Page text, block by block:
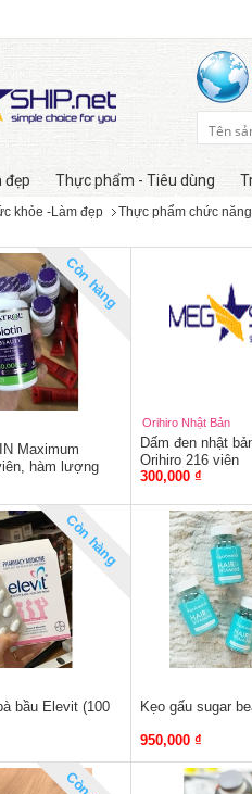
đẹp Thực phẩm - Tiêu dùng
khỏe -Làm đẹp Thực phẩm chức năng
Còn hàng
Maximum
hàm lượng
Orihiro Nhật Bản
Dấm đen nhật
Orihiro 216 viên
300,000 ₫
Còn hàng
bầu Elevit (100
Kẹo gấu sugar
950,000 ₫